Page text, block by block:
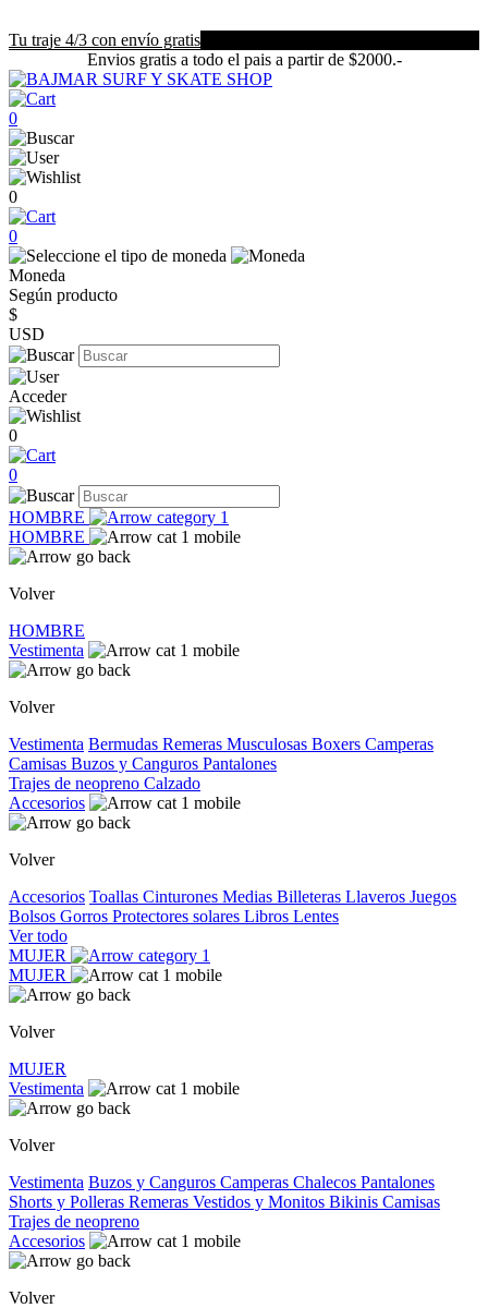
Tu traje 4/3 con envío gratis
Envios gratis a todo el pais a partir de $2000.-
0
0
0
Moneda
Según producto
$
USD
Acceder
0
0
HOMBRE
HOMBRE
Volver
HOMBRE
Vestimenta
Volver
Vestimenta Bermudas Remeras Musculosas Boxers Camperas
Camisas Buzos y Canguros Pantalones
Trajes de neopreno Calzado
Accesorios
Volver
Accesorios Toallas Cinturones Medias Billeteras Llaveros Juegos
Bolsos Gorros Protectores solares Libros Lentes
Ver todo
MUJER
MUJER
Volver
MUJER
Vestimenta
Volver
Vestimenta Buzos y Canguros Camperas Chalecos Pantalones
Shorts y Polleras Remeras Vestidos y Monitos Bikinis Camisas
Trajes de neopreno
Accesorios
Volver